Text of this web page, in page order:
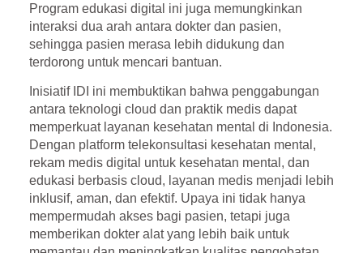
Program edukasi digital ini juga memungkinkan
interaksi dua arah antara dokter dan pasien,
sehingga pasien merasa lebih didukung dan
terdorong untuk mencari bantuan.
Inisiatif IDI ini membuktikan bahwa penggabungan
antara teknologi cloud dan praktik medis dapat
memperkuat layanan kesehatan mental di Indonesia.
Dengan platform telekonsultasi kesehatan mental ,
rekam medis digital untuk kesehatan mental , dan
edukasi berbasis cloud, layanan medis menjadi lebih
inklusif, aman, dan efektif. Upaya ini tidak hanya
mempermudah akses bagi pasien, tetapi juga
memberikan dokter alat yang lebih baik untuk